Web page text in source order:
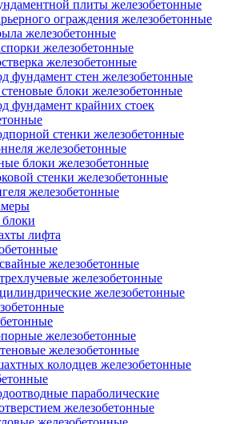
плиты железобетонные
ограждения железобетонные
железобетонные
железобетонные
железобетонные
фундамент стен железобетонные
блоки железобетонные
фундамент крайних стоек
стенки железобетонные
железобетонные
блоки железобетонные
стенки железобетонные
железобетонные
лифта
железобетонные
железобетонные
железобетонные
железобетонные
железобетонные
колодцев железобетонные
параболические
железобетонные